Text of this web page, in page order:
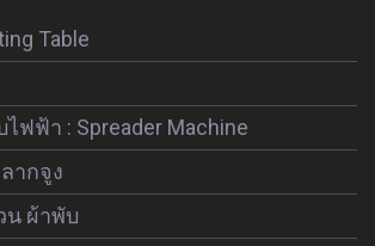
Table
ฟฟ้า : Spreader Machine
ากจูง
น ผ้าพับ